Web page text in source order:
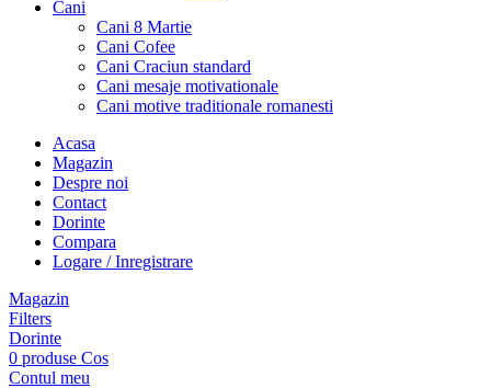
Cani
Cani 8 Martie
Cani Cofee
Cani Craciun standard
Cani mesaje motivationale
Cani motive traditionale romanesti
Acasa
Magazin
Despre noi
Contact
Dorinte
Compara
Logare / Inregistrare
Magazin
Filters
Dorinte
0 produse Cos
Contul meu